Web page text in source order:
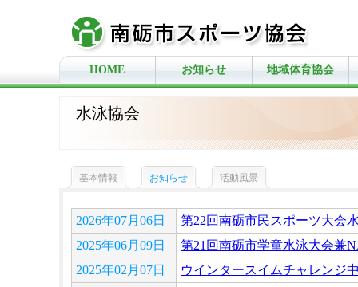
HOME お知らせ 地域体育協会
水泳協会
基本情報 お知らせ 活動風景
2026年07月06日
第22回南砺市民スポーツ大会
2025年06月09日
第21回南砺市学童水泳大会兼
2025年02月07日
ウインタースイムチャレンジ